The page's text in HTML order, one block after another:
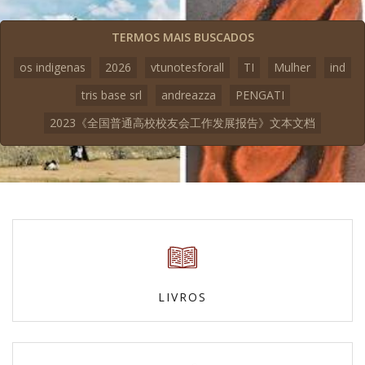
TERMOS MAIS BUSCADOS
os indigenas
2026 vtunotesforall TI Mulher
ind
tris base srl
andreazza
PENGATI
2023《全国普通高校校友会工作发展报告》文本文档
LIVROS